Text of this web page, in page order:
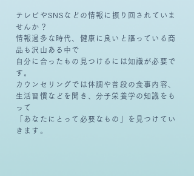
テレビやSNSなどの情報に振り回されていま
せんか？
情報過多な時代、健康に良いと謳っている商
品も沢山ある中で
自分に合ったもの見つけるには知識が必要で
す。
カウンセリングでは体調や普段の食事内容、
生活習慣などを聞き、 分子栄養学の知識をも
って
「あなたにとって必要なもの」を見つけてい
きます。